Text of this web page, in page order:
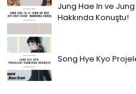
Jung Hae In ve
Hakkında Konuştu!
Song Hye Kyo